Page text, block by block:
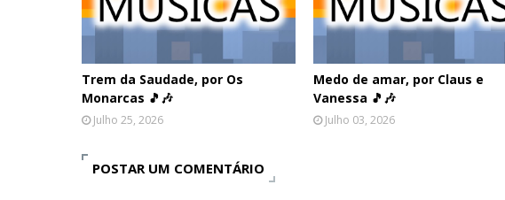
Trem da Saudade, por Os
Monarcas 🎵🎶
Julho 25, 2026
Medo de amar, por Claus e
Vanessa 🎵🎶
Julho 03, 2026
POSTAR UM COMENTÁRIO